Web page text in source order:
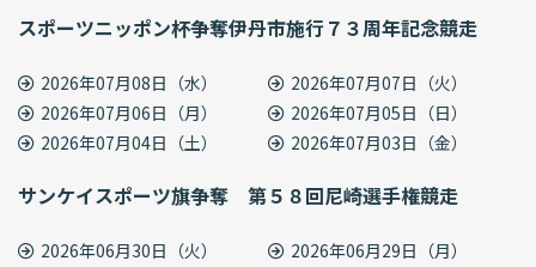
スポーツニッポン杯争奪伊丹市施行７３周年記念競走
2026年07月08日（水）
2026年07月07日（火）
2026年07月06日（月）
2026年07月05日（日）
2026年07月04日（土）
2026年07月03日（金）
サンケイスポーツ旗争奪 第５８回尼崎選手権競走
2026年06月30日（火）
2026年06月29日（月）